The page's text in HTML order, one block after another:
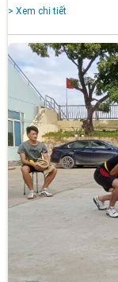
> Xem chi tiết